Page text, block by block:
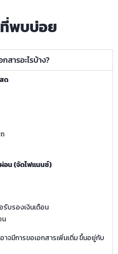
พบบ่อย
สารอะไรบ้าง?
ด
อน (จัดไฟแนนซ์)
บรองเงินเดือน
น
จมีการขอเอกสารเพิ่มเติ่ม ขึ้นอยู่กับ